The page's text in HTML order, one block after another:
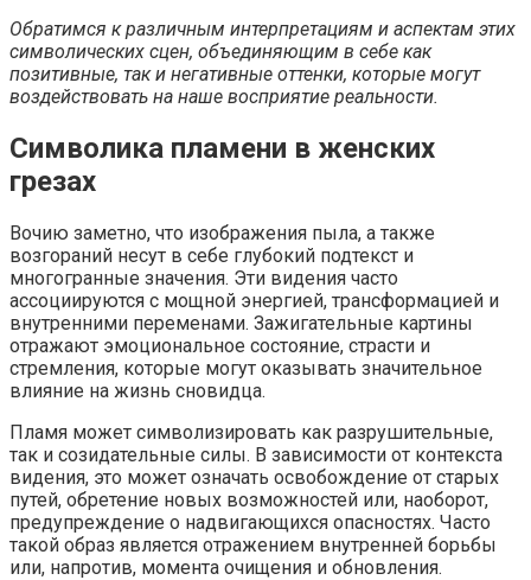
Обратимся к различным интерпретациям и аспектам этих
символических сцен, объединяющим в себе как
позитивные, так и негативные оттенки, которые могут
воздействовать на наше восприятие реальности.
Символика пламени в женских
грезах
Вочию заметно, что изображения пыла, а также
возгораний несут в себе глубокий подтекст и
многогранные значения. Эти видения часто
ассоциируются с мощной энергией, трансформацией и
внутренними переменами. Зажигательные картины
отражают эмоциональное состояние, страсти и
стремления, которые могут оказывать значительное
влияние на жизнь сновидца.
Пламя может символизировать как разрушительные,
так и созидательные силы. В зависимости от контекста
видения, это может означать освобождение от старых
путей, обретение новых возможностей или, наоборот,
предупреждение о надвигающихся опасностях. Часто
такой образ является отражением внутренней борьбы
или, напротив, момента очищения и обновления.